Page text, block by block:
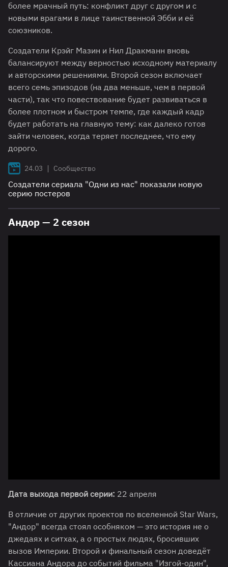
более мрачный путь: конфликт друг с другом и с
новыми врагами в лице таинственной Эбби и её
союзников.
Создатели Крэйг Мазин и Нил Дракманн вновь
балансируют между верностью исходному материалу
и авторскими решениями. Второй сезон включает
всего семь эпизодов (на два меньше, чем в первой
части), так что повествование будет развиваться в
более плотном и быстром темпе, где каждый кадр
будет работать на главную тему: как далеко готов
зайти человек, когда теряет последнее, что ему
дорого.
24.03 | Сообщество
Создатели сериала "Одни из нас" показали новую
серию постеров
Андор — 2 сезон
Дата выхода первой серии: 22 апреля
В отличие от других проектов по вселенной Star Wars,
"Андор" всегда стоял особняком — это история не о
джедаях и ситхах, а о простых людях, бросивших
вызов Империи. Второй и финальный сезон доведёт
Кассиана Андора до событий фильма "Изгой-один",